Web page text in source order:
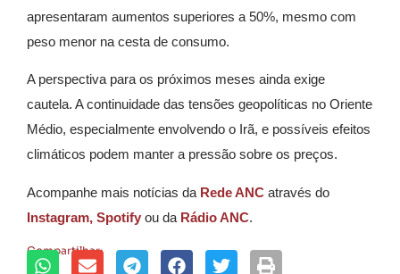
apresentaram aumentos superiores a 50%, mesmo com
peso menor na cesta de consumo.
A perspectiva para os próximos meses ainda exige
cautela. A continuidade das tensões geopolíticas no Oriente
Médio, especialmente envolvendo o Irã, e possíveis efeitos
climáticos podem manter a pressão sobre os preços.
Acompanhe mais notícias da Rede ANC através do
Instagram, Spotify ou da Rádio ANC.
Compartilhar: